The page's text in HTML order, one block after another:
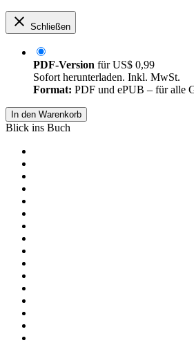
Schließen
PDF-Version fürUS$ 0,99
Sofort herunterladen. Inkl. MwSt.
Format: PDF und ePUB – für alle
In den Warenkorb
Blick ins Buch